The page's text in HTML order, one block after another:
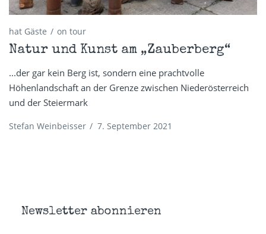
hat Gäste on tour
Natur und Kunst am „Zauberberg“
...der gar kein Berg ist, sondern eine prachtvolle
Höhenlandschaft an der Grenze zwischen Niederösterreich
und der Steiermark
Stefan Weinbeisser / 7. September 2021
Newsletter abonnieren